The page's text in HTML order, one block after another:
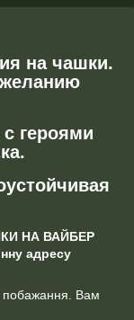
на чашки.
героями
НА ВАЙБЕР
адресу
побажання. Вам